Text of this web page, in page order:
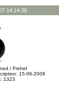
14:14:38
/ Frehel
15-06-2006
1323